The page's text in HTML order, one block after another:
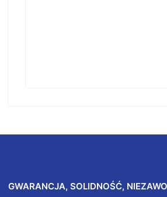
GWARANCJA, SOLIDNOŚĆ,